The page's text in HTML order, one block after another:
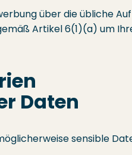
über die übliche
Artikel 6(1)(a) um
Daten
sensible